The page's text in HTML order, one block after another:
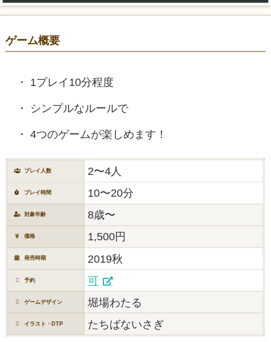
ゲーム概要
1プレイ10分程度
シンプルなルールで
4つのゲームが楽しめます！
プレイ人数 2〜4人
プレイ時間 10〜20分
対象年齢 8歳〜
価格 1,500円
発売時期 2019秋
予約 可
ゲームデザイン 堀場わたる
イラスト・DTP たちばないさぎ